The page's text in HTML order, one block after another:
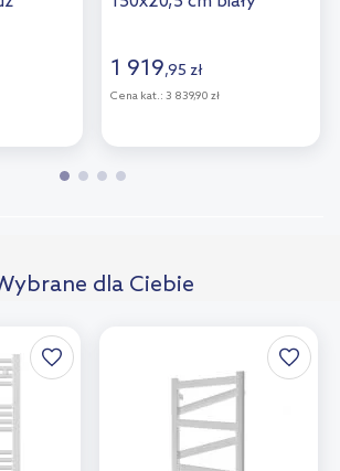
1 919,95 zł
Cena kat.: 3 839,90 zł
dla Ciebie